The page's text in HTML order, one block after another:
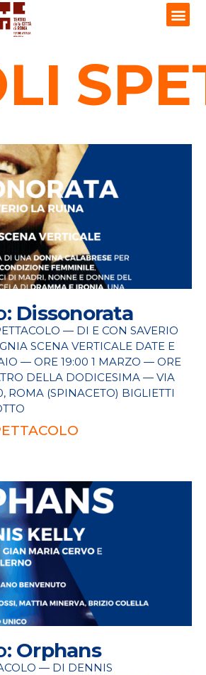
Dissonorata
— DI E CON SAVERIO
SCENA VERTICALE DATE E
— ORE 19:00 1 MARZO — ORE
DELLA DODICESIMA — VIA
ROMA (SPINACETO) BIGLIETTI
Orphans
— DI DENNIS